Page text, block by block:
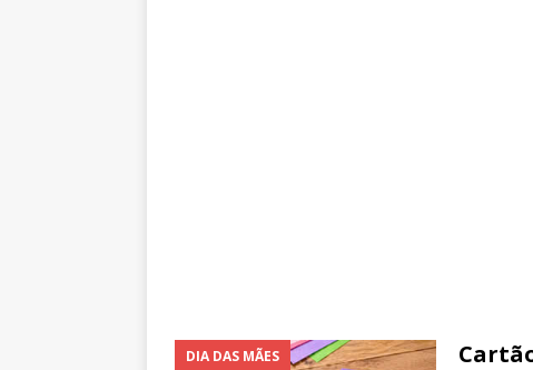
DIA DAS MÃES